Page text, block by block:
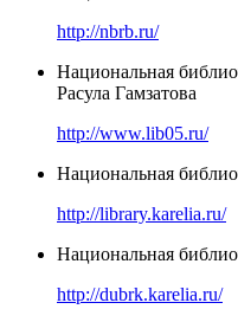
http://nbrb.ru/
Национальная
Расула Гамзатова
http://www.lib05.ru/
Национальная
http://library.karelia.ru/
Национальная
http://dubrk.karelia.ru/